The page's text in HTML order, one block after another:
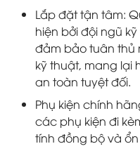
Lắp đặt tận tâm:
hiện bởi đội ngũ
đảm bảo tuân thủ
kỹ thuật, mang lại
an toàn tuyệt đối.
Phụ kiện chính
các phụ kiện đi
tính đồng bộ và